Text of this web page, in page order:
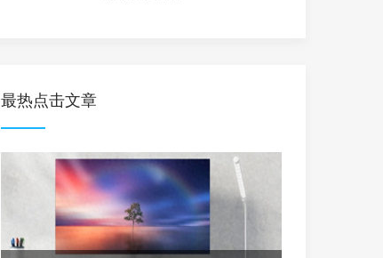
最热点击文章